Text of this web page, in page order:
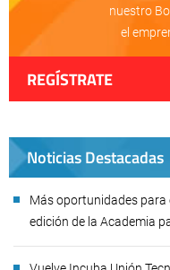
nuestro
el
REGÍSTRATE
Noticias Destacadas
Más oportunidades para
edición de la Academia